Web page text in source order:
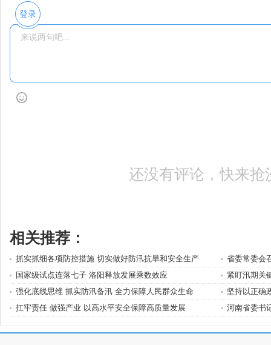
登录
还没有评论，快来抢
相关推荐：
抓实抓细各项防控措施 切实做好防汛抗旱和安全生产
省委常委会
国家级试点连落七子 洛阳释放发展乘数效应
紧盯汛期关
强化底线思维 抓实防汛备汛 全力保障人民群众生命
坚持以正确
扛牢责任 做强产业 以高水平安全保障高质量发展
河南省委书